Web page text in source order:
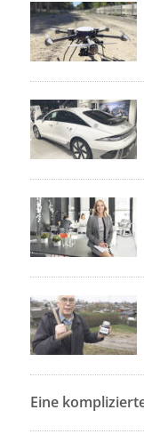
Eine